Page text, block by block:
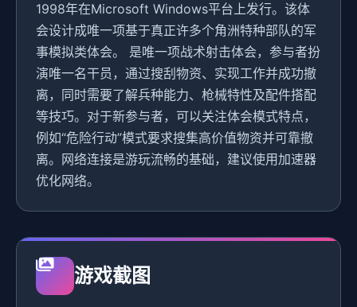
1998年在Microsoft Windows平台上发行。该体
会设计成唯一项基于真正许多个角洲特种部队的军
事模拟类体会。 是唯一项战术射击体会，参与者扮
演唯一名干员，通过搜刮物资、实现工作并成功撤
离，同时需要了解兵种能力、枪械特性及配件搭配
等技巧。对于新参与者，可以关注体会模式特点，
例如“危险行动”模式要求搜集高价值物资并可靠撤
离。网络连接是游玩流畅的基础，建议使用加速器
优化网络。
游戏截图